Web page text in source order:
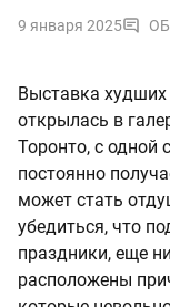
9 января 2025
Выставка худших
открылась в
Торонто, с одной
постоянно
может стать
убедиться, что
праздники, еще
расположены